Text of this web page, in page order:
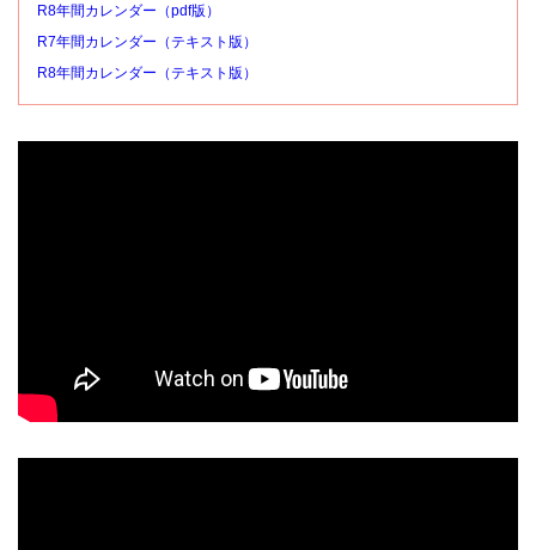
R8年間カレンダー（pdf版）
R7年間カレンダー（テキスト版）
R8年間カレンダー（テキスト版）